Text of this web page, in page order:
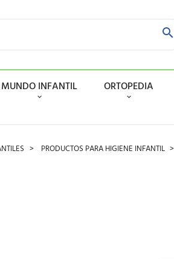
MUNDO INFANTIL ORTOPEDIA
PRODUCTOS PARA HIGIENE INFANTIL